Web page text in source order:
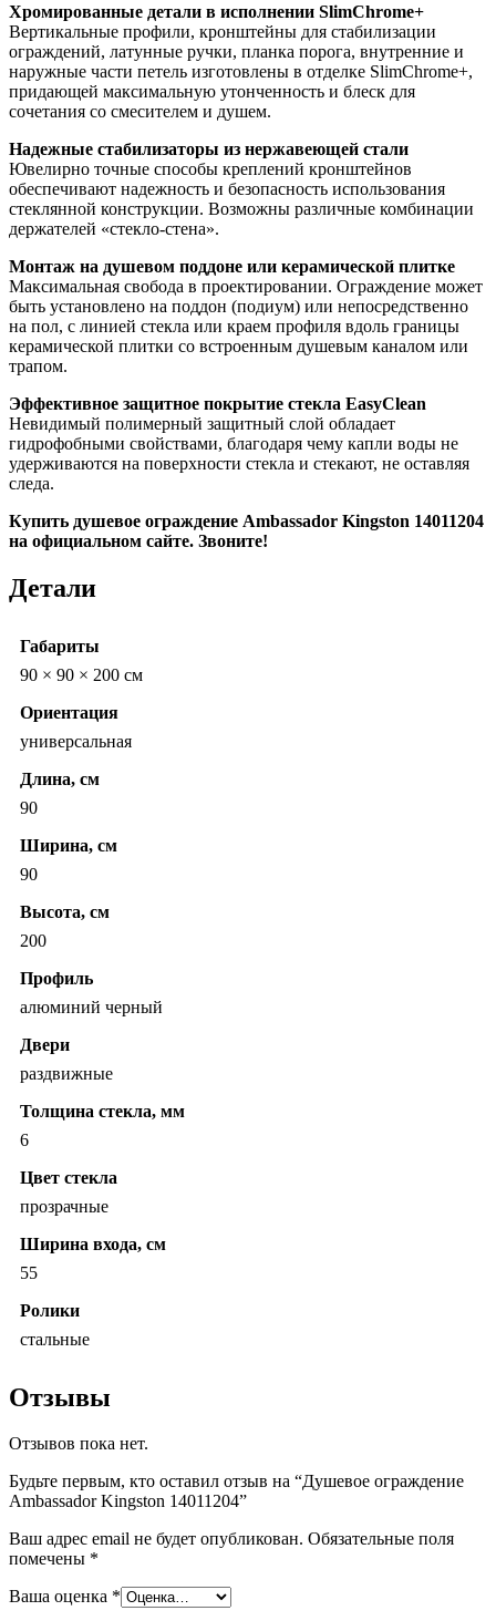
Хромированные детали в исполнении SlimChrome+
Вертикальные профили, кронштейны для стабилизации
ограждений, латунные ручки, планка порога, внутренние и
наружные части петель изготовлены в отделке SlimChrome+,
придающей максимальную утонченность и блеск для
сочетания со смесителем и душем.
Надежные стабилизаторы из нержавеющей стали
Ювелирно точные способы креплений кронштейнов
обеспечивают надежность и безопасность использования
стеклянной конструкции. Возможны различные комбинации
держателей «стекло-стена».
Монтаж на душевом поддоне или керамической плитке
Максимальная свобода в проектировании. Ограждение может
быть установлено на поддон (подиум) или непосредственно
на пол, с линией стекла или краем профиля вдоль границы
керамической плитки со встроенным душевым каналом или
трапом.
Эффективное защитное покрытие стекла EasyClean
Невидимый полимерный защитный слой обладает
гидрофобными свойствами, благодаря чему капли воды не
удерживаются на поверхности стекла и стекают, не оставляя
следа.
Купить душевое ограждение Ambassador Kingston 14011204
на официальном сайте. Звоните!
Детали
Габариты
90 × 90 × 200 см
Ориентация
универсальная
Длина, см
90
Ширина, см
90
Высота, см
200
Профиль
алюминий черный
Двери
раздвижные
Толщина стекла, мм
6
Цвет стекла
прозрачные
Ширина входа, см
55
Ролики
стальные
Отзывы
Отзывов пока нет.
Будьте первым, кто оставил отзыв на “Душевое ограждение
Ambassador Kingston 14011204”
Ваш адрес email не будет опубликован. Обязательные поля
помечены *
Ваша оценка *